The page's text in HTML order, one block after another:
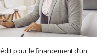
pour le financement d’un